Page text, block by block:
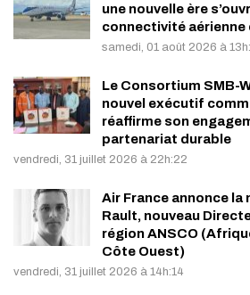
une nouvelle ère
connectivité aérienne
samedi, 01 août 2026 à
Le Consortium SMB-
nouvel exécutif
réaffirme son
partenariat durable
vendredi, 31 juillet 2026 à 22h:22
Air France annonce la
Rault, nouveau
région ANSCO
Côte Ouest)
vendredi, 31 juillet 2026 à 14h:14